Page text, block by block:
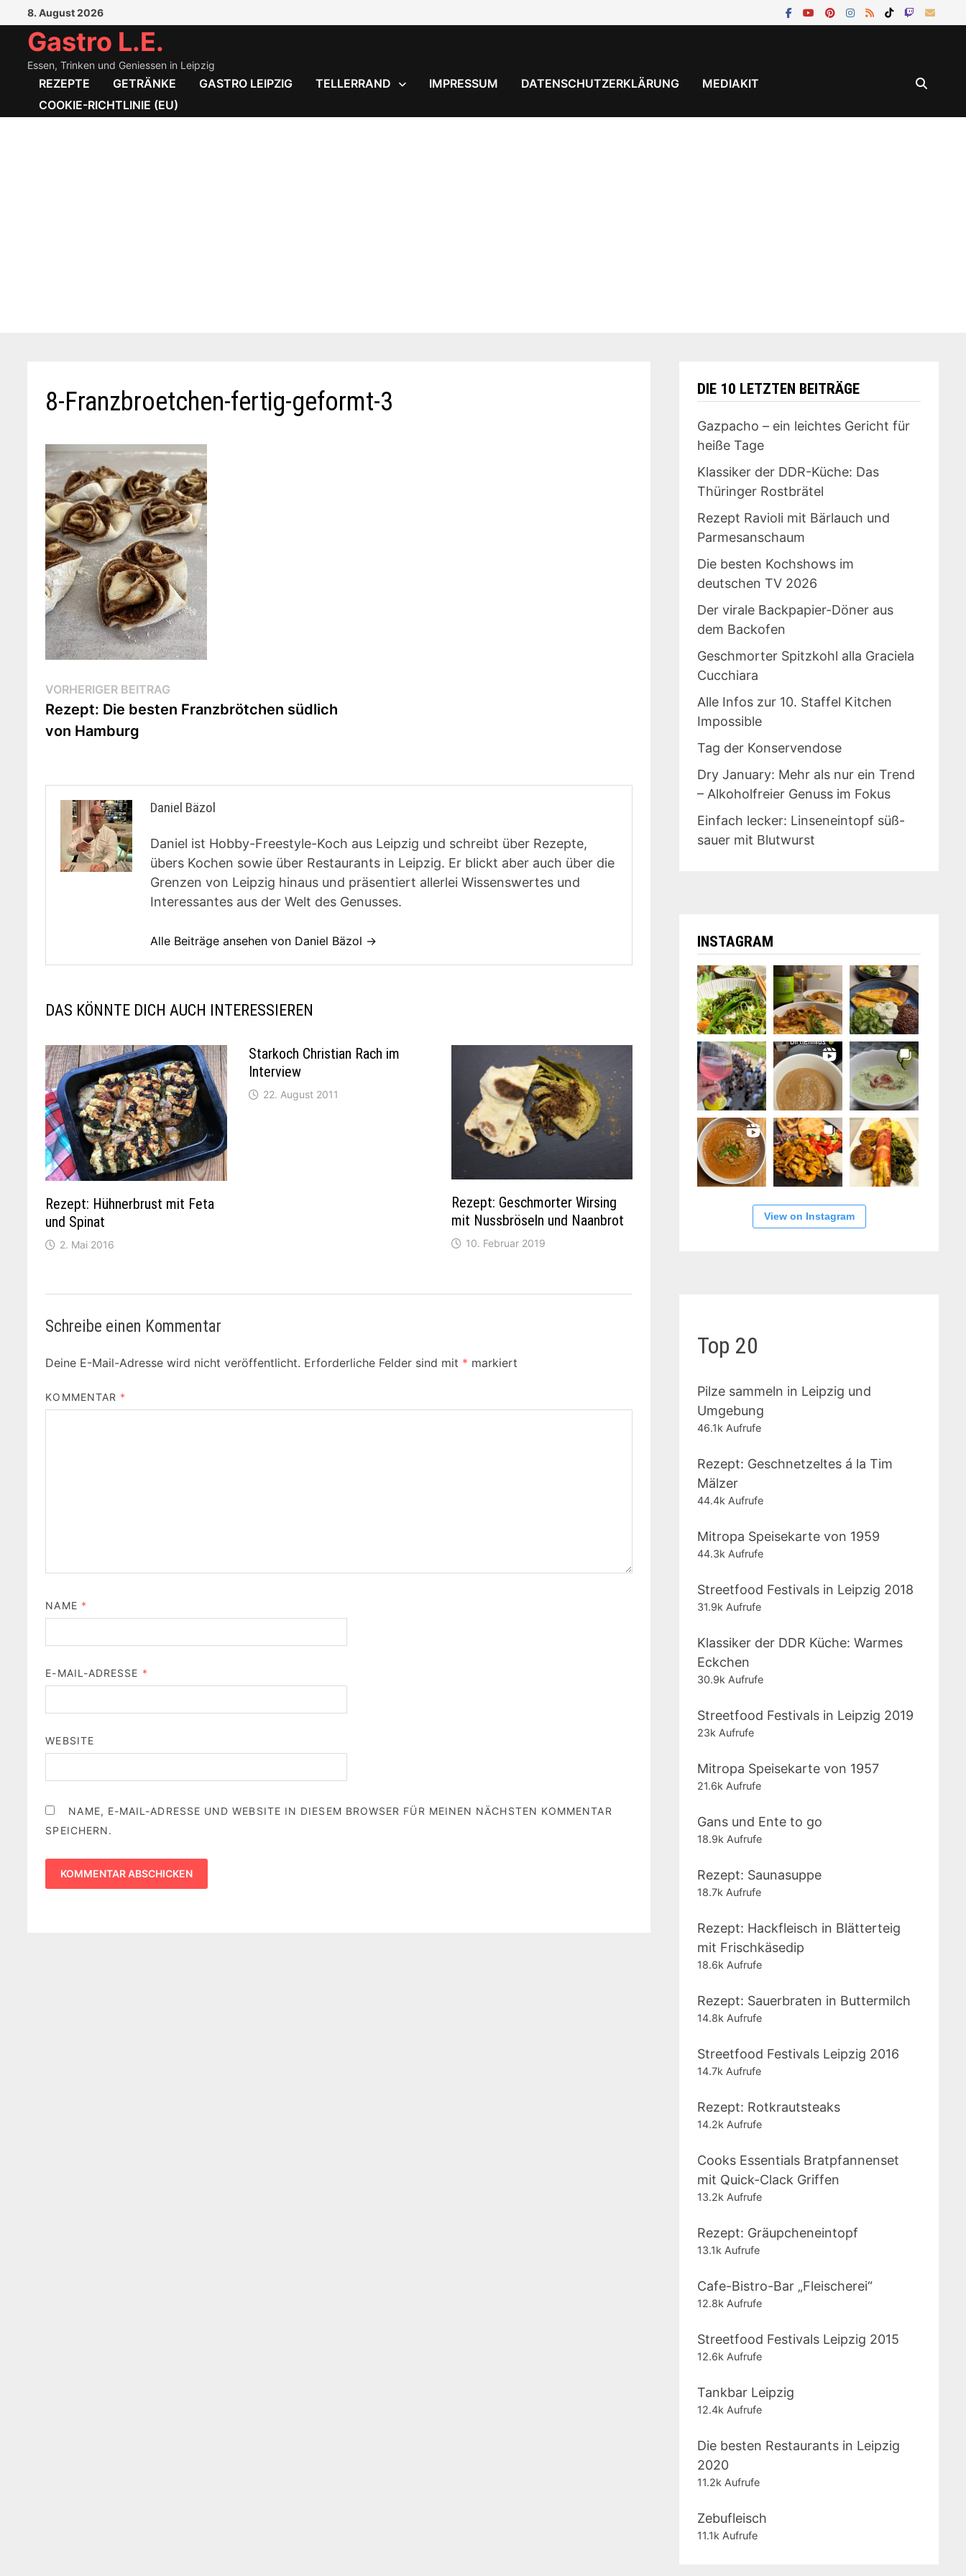
Inhalt
springen
8. August 2026
Gastro L.E.
Essen, Trinken und Geniessen in Leipzig
REZEPTE GETRÄNKE GASTRO LEIPZIG TELLERRAND IMPRESSUM DATENSCHUTZERKLÄRUNG
MEDIAKIT
COOKIE-RICHTLINIE (EU)
8-Franzbroetchen-fertig-geformt-3
Beitragsnavigation
VORHERIGER BEITRAG
Beitrag:
Rezept: Die besten Franzbrötchen südlich
von Hamburg
Daniel Bäzol
Daniel ist Hobby-Freestyle-Koch aus Leipzig und schreibt über Rezepte,
übers Kochen sowie über Restaurants in Leipzig. Er blickt aber auch über die
Grenzen von Leipzig hinaus und präsentiert allerlei Wissenswertes und
Interessantes aus der Welt des Genusses.
Alle Beiträge ansehen von Daniel Bäzol →
DAS KÖNNTE DICH AUCH INTERESSIEREN
Rezept: Hühnerbrust mit Feta
und Spinat
2. Mai 2016
Starkoch Christian Rach im
Interview
22. August 2011
Rezept: Geschmorter Wirsing
mit Nussbröseln und Naanbrot
10. Februar 2019
Schreibe einen Kommentar
Deine E-Mail-Adresse wird nicht veröffentlicht. Erforderliche Felder sind mit * markiert
KOMMENTAR *
NAME *
E-MAIL-ADRESSE *
WEBSITE
NAME, E-MAIL-ADRESSE UND WEBSITE IN DIESEM BROWSER FÜR MEINEN NÄCHSTEN KOMMENTAR
SPEICHERN.
DIE 10 LETZTEN BEITRÄGE
Gazpacho – ein leichtes Gericht für
heiße Tage
Klassiker der DDR-Küche: Das
Thüringer Rostbrätel
Rezept Ravioli mit Bärlauch und
Parmesanschaum
Die besten Kochshows im
deutschen TV 2026
Der virale Backpapier-Döner aus
dem Backofen
Geschmorter Spitzkohl alla Graciela
Cucchiara
Alle Infos zur 10. Staffel Kitchen
Impossible
Tag der Konservendose
Dry January: Mehr als nur ein Trend
– Alkoholfreier Genuss im Fokus
Einfach lecker: Linseneintopf süß-
sauer mit Blutwurst
INSTAGRAM
View on Instagram
Top 20
Pilze sammeln in Leipzig und
Umgebung
46.1k Aufrufe
Rezept: Geschnetzeltes á la Tim
Mälzer
44.4k Aufrufe
Mitropa Speisekarte von 1959
44.3k Aufrufe
Streetfood Festivals in Leipzig 2018
31.9k Aufrufe
Klassiker der DDR Küche: Warmes
Eckchen
30.9k Aufrufe
Streetfood Festivals in Leipzig 2019
23k Aufrufe
Mitropa Speisekarte von 1957
21.6k Aufrufe
Gans und Ente to go
18.9k Aufrufe
Rezept: Saunasuppe
18.7k Aufrufe
Rezept: Hackfleisch in Blätterteig
mit Frischkäsedip
18.6k Aufrufe
Rezept: Sauerbraten in Buttermilch
14.8k Aufrufe
Streetfood Festivals Leipzig 2016
14.7k Aufrufe
Rezept: Rotkrautsteaks
14.2k Aufrufe
Cooks Essentials Bratpfannenset
mit Quick-Clack Griffen
13.2k Aufrufe
Rezept: Gräupcheneintopf
13.1k Aufrufe
Cafe-Bistro-Bar „Fleischerei“
12.8k Aufrufe
Streetfood Festivals Leipzig 2015
12.6k Aufrufe
Tankbar Leipzig
12.4k Aufrufe
Die besten Restaurants in Leipzig
2020
11.2k Aufrufe
Zebufleisch
11.1k Aufrufe